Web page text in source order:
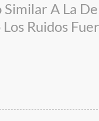
A La
Ruidos